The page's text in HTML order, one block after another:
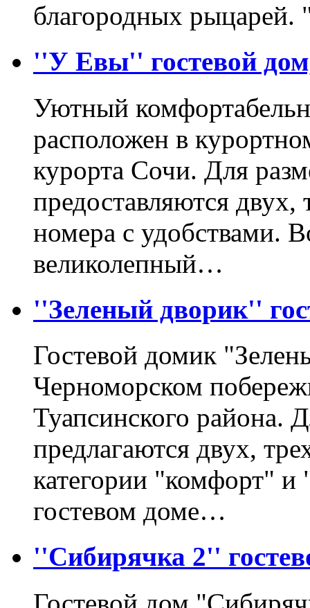
благородных
''У Евы'' гостевой
Уютный
расположен в
курорта Сочи. Для
предоставляются
номера с удобствами.
великолепный…
''Зеленый дворик''
Гостевой домик
Черноморском
Туапсинского района.
предлагаются двух,
категории "комфорт"
гостевом доме…
''Сибирячка 2''